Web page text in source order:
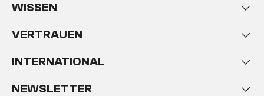
WISSEN
VERTRAUEN
INTERNATIONAL
NEWSLETTER